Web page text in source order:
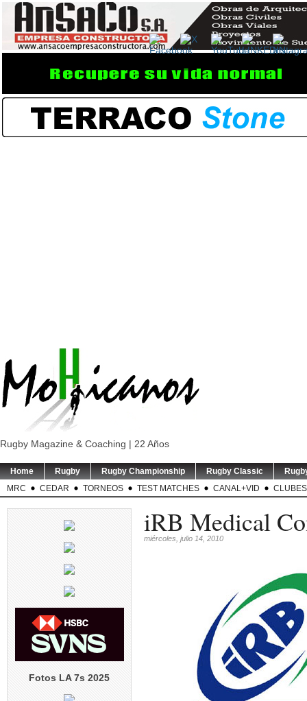
Rugby Magazine & Coaching | 22 Años
Home Rugby Rugby Championship Rugby Classic
MRC
CEDAR TORNEOS TEST MATCHES CANAL+VID CLUBES
Fotos LA 7s 2025
iRB Medical
miércoles, julio 14, 2010
LOS
5